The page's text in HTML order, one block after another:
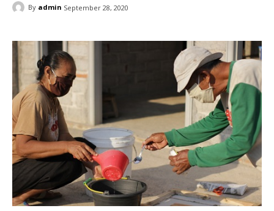
By admin September 28, 2020